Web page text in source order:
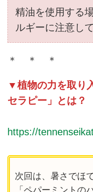
精油を使用する
ルギーに注意し
＊ ＊ ＊
▼植物の力を取り
セラピー」とは？
https://
次回は、暑さでほ
「ペパーミントの